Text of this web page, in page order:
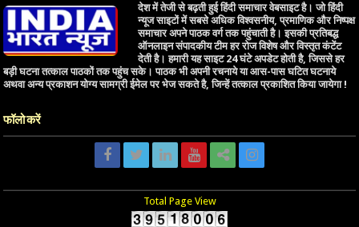
देश में तेजी से बढ़ती हुई हिंदी समाचार वेबसाइट है। जो हिंदी
न्यूज साइटों में सबसे अधिक विश्वसनीय, प्रमाणिक और निष्पक्ष
समाचार अपने पाठक वर्ग तक पहुंचाती है। इसकी प्रतिबद्ध
ऑनलाइन संपादकीय टीम हर रोज विशेष और विस्तृत कंटेंट
देती है। हमारी यह साइट 24 घंटे अपडेट होती है, जिससे हर
बड़ी घटना तत्काल पाठकों तक पहुंच सके। पाठक भी अपनी रचनाये या आस-पास घटित घटनाये
अथवा अन्य प्रकाशन योग्य सामग्री ईमेल पर भेज सकते है, जिन्हें तत्काल प्रकाशित किया जायेगा !
फॉलो करें
Total Page View